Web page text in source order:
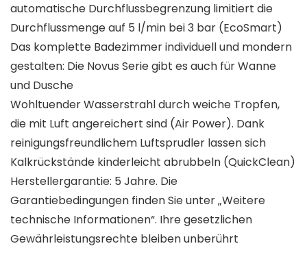
automatische Durchflussbegrenzung limitiert die
Durchflussmenge auf 5 l/min bei 3 bar (EcoSmart)
Das komplette Badezimmer individuell und mondern
gestalten: Die Novus Serie gibt es auch für Wanne
und Dusche
Wohltuender Wasserstrahl durch weiche Tropfen,
die mit Luft angereichert sind (Air Power). Dank
reinigungsfreundlichem Luftsprudler lassen sich
Kalkrückstände kinderleicht abrubbeln (QuickClean)
Herstellergarantie: 5 Jahre. Die
Garantiebedingungen finden Sie unter „Weitere
technische Informationen“. Ihre gesetzlichen
Gewährleistungsrechte bleiben unberührt